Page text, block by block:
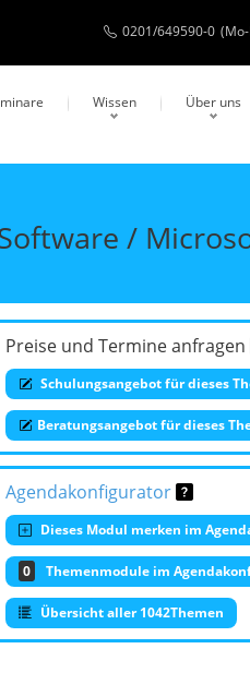
0201/649590-0
Wissen Über uns
/
Preise und Termine anfragen
Schulungsangebot für dieses
Beratungsangebot für dieses
Agendakonfigurator
Dieses Modul merken im
0 Themenmodule im
Übersicht aller 1042Themen